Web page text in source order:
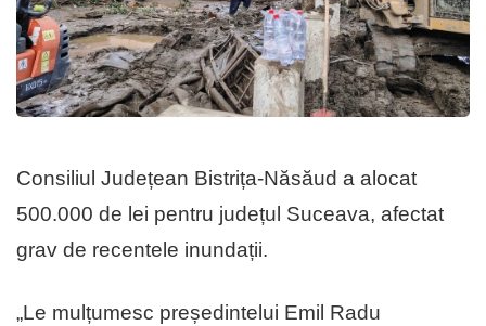
Consiliul Județean Bistrița-Năsăud a alocat
500.000 de lei pentru județul Suceava, afectat
grav de recentele inundații.
„Le mulțumesc președintelui Emil Radu